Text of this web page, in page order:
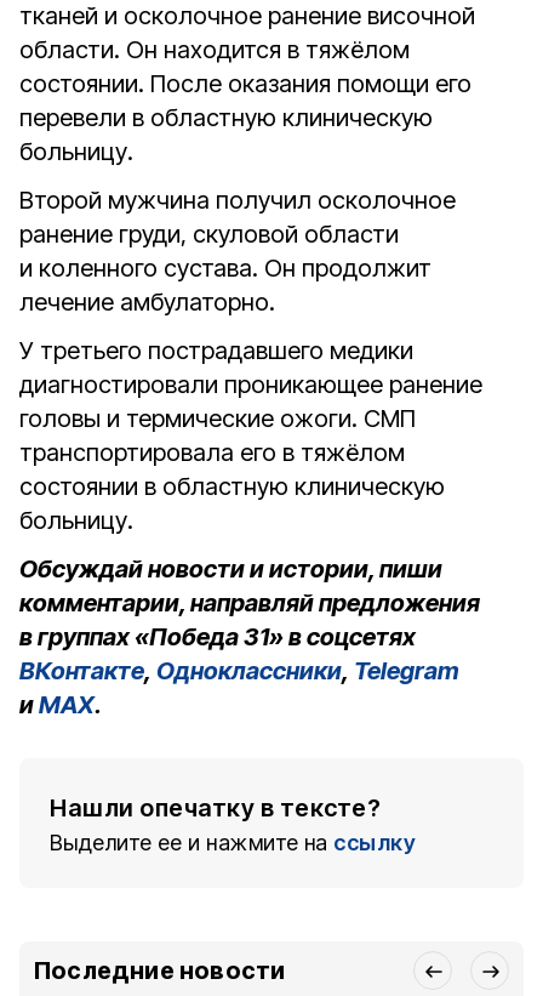
тканей и осколочное ранение височной
области. Он находится в тяжёлом
состоянии. После оказания помощи его
перевели в областную клиническую
больницу.
Второй мужчина получил осколочное
ранение груди, скуловой области
и коленного сустава. Он продолжит
лечение амбулаторно.
У третьего пострадавшего медики
диагностировали проникающее ранение
головы и термические ожоги. СМП
транспортировала его в тяжёлом
состоянии в областную клиническую
больницу.
Обсуждай новости и истории, пиши
комментарии, направляй предложения
в группах «Победа 31» в соцсетях
ВКонтакте, Одноклассники, Telegram
иMAX.
Нашли опечатку в тексте?
Выделите ее и нажмите на ссылку
Последние новости